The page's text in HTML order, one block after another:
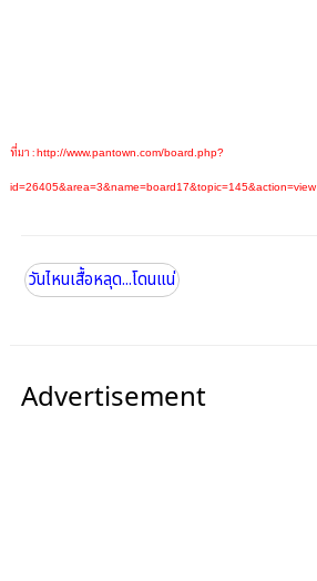
ที่มา : http://www.pantown.com/board.php?
id=26405&area=3&name=board17&topic=145&action=view
วันไหนเสื้อหลุด...โดนแน่
Advertisement